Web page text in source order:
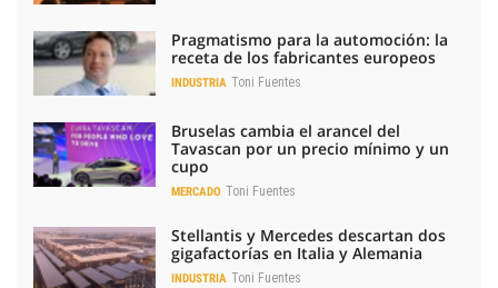
Pragmatismo para la automoción: la
receta de los fabricantes europeos
INDUSTRIA Toni Fuentes
Bruselas cambia el arancel del
Tavascan por un precio mínimo y un
cupo
MERCADO Toni Fuentes
Stellantis y Mercedes descartan dos
gigafactorías en Italia y Alemania
INDUSTRIA Toni Fuentes